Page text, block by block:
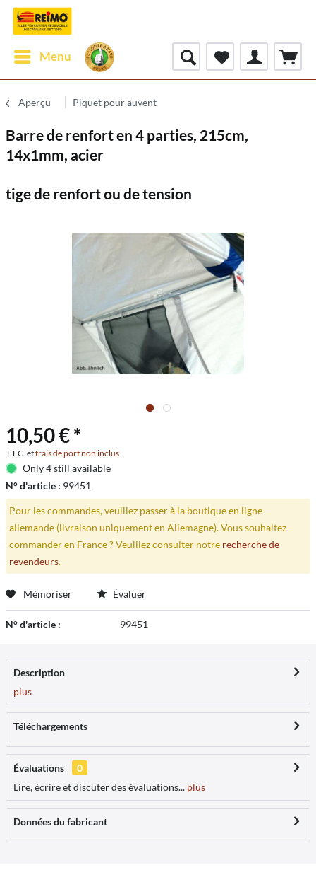
Menu
Aperçu Piquet pour auvent
Barre de renfort en 4 parties, 215cm,
14x1mm, acier
tige de renfort ou de tension
10,50 € *
T.T.C. etfrais de port non inclus
Only 4 still available
N° d'article : 99451
Pour les commandes, veuillez passer à la boutique en ligne
allemande (livraison uniquement en Allemagne). Vous souhaitez
commander en France ? Veuillez consulter notre recherche de
revendeurs.
Mémoriser Évaluer
N° d'article : 99451
Description
plus
Téléchargements
Évaluations
0
Lire, écrire et discuter des évaluations... plus
Données du fabricant